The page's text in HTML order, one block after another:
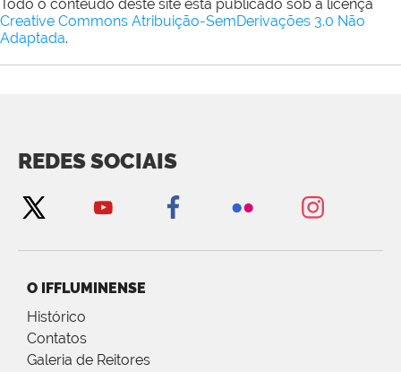
Todo o conteúdo deste site está publicado sob a licença
Creative Commons Atribuição-SemDerivações 3.0 Não
Adaptada.
REDES SOCIAIS
O IFFLUMINENSE
Histórico
Contatos
Galeria de Reitores